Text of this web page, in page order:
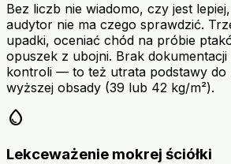
Bez liczb nie wiadomo, czy jest
audytor nie ma czego sprawdzić.
upadki, oceniać chód na próbie
opuszek z ubojni. Brak
kontroli — to też utrata podstawy do
wyższej obsady (39 lub 42 kg/m²).
water_drop
Lekceważenie mokrej ściółki